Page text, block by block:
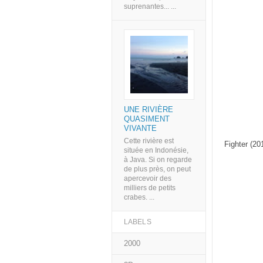
Fighter
suprenantes... ...
UNE RIVIÈRE
QUASIMENT
VIVANTE
Cette rivière est
située en Indonésie,
à Java. Si on regarde
de plus près, on peut
apercevoir des
milliers de petits
crabes. ...
LABELS
2000